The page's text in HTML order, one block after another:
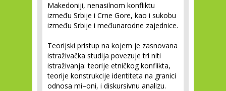
Makedoniji, nenasilnom konfliktu
između Srbije i Crne Gore, kao i sukobu
između Srbije i međunarodne zajednice.
Teorijski pristup na kojem je zasnovana
istraživačka studija povezuje tri niti
istraživanja: teorije etničkog konflikta,
teorije konstrukcije identiteta na granici
odnosa mi–oni, i diskursivnu analizu.